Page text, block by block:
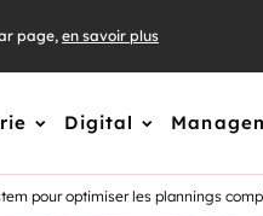
page, en savoir plus
Digital
pour optimiser les plannings